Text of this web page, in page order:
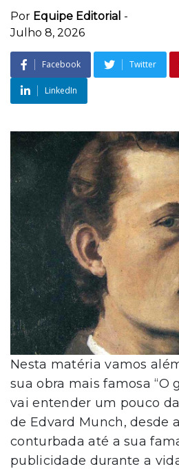
Por Equipe Editorial -
Julho 8, 2026
Facebook Twitter
LinkedIn
Nesta matéria vamos
sua obra mais famosa “O
vai entender um pouco
de Edvard Munch, desde
conturbada até a sua
publicidade durante a